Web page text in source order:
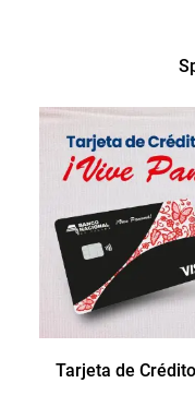
Tarjeta de